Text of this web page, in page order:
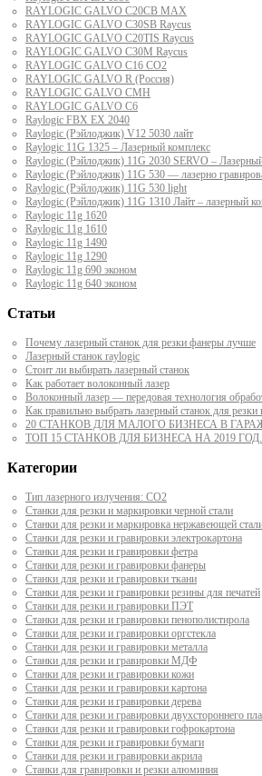
RAYLOGIC GALVO С20CB MAX
RAYLOGIC GALVO С30SB Raycus
RAYLOGIC GALVO C20TIS Raycus
RAYLOGIC GALVO С30M Raycus
RAYLOGIC GALVO С16 CO2
RAYLOGIC GALVO R (Россия)
RAYLOGIC GALVO CMH
RAYLOGIC GALVO С6
Raylogic FBX EX 2040
Raylogic (Рэйлоджик) V12 5030 лайт
Raylogic 11G 1325 – Лазерный комплекс
Raylogic (Рэйлоджик) 11G 2030 SERVO –
Raylogic (Рэйлоджик) 11G 530 — лазерно
Raylogic (Рэйлоджик) 11G 530 light
Raylogic (Рэйлоджик) 11G 1310 Лайт – лазерный
Raylogic 11g 1620
Raylogic 11g 1610
Raylogic 11g 1490
Raylogic 11g 1290
Raylogic 11g 690 эконом
Raylogic 11g 640 эконом
Статьи
Почему лазерный станок для резки фанеры лучше
Лазерный станок raylogic
Стоит ли выбирать лазерный станок
Как работает волоконный лазер
Волоконный лазер — передовая технология
Как правильно выбрать лазерный станок для
20 СТАНКОВ ДЛЯ МАЛОГО БИЗНЕСА В
ТОП 15 СТАНКОВ ДЛЯ БИЗНЕСА НА 2019 ГОД.
Категории
Тип лазерного излучения: СО2
Станки для резки и маркировки черной стали
Станки для резки и маркировка нержавеющей
Станки для резки и гравировки электрокартона
Станки для резки и гравировки фетра
Станки для резки и гравировки фанеры
Станки для резки и гравировки ткани
Станки для резки и гравировки резины для печатей
Станки для резки и гравировки ПЭТ
Станки для резки и гравировки пенополистирола
Станки для резки и гравировки оргстекла
Станки для резки и гравировки металла
Станки для резки и гравировки МДФ
Станки для резки и гравировки кожи
Станки для резки и гравировки картона
Станки для резки и гравировки дерева
Станки для резки и гравировки двухстороннего
Станки для резки и гравировки гофрокартона
Станки для резки и гравировки бумаги
Станки для резки и гравировки акрила
Станки для гравировки и резки алюминия